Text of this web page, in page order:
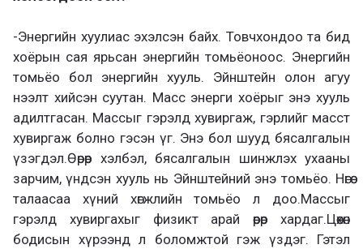
-Энергийн хуулиас эхэлсэн байх. Товчхондоо та бид
хоёрын сая ярьсан энергийн томьёоноос. Энергийн
томьёо бол энергийн хууль. Эйнштейн олон агуу
нээлт хийсэн суутан. Масс энерги хоёрыг энэ хууль
адилтгасан. Массыг гэрэлд хувиргаж, гэрлийг масст
хувиргаж болно гэсэн үг. Энэ бол шууд бясалгалын
үзэгдэл.Өөрөөр хэлбэл, бясалгалын шинжлэх ухааны
зарчим, үндсэн хууль нь Эйнштейний энэ томьёо. Нөгөө
талаасаа хүний хөгжлийн томьёо л доо.Массыг
гэрэлд хувиргахыг физикт арай өөрөөр хардаг.Цөөхөн
бодисын хүрээнд л боломжтой гэж үздэг. Гэтэл